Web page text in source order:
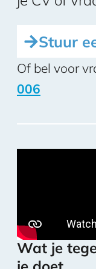
Stuur
Of bel voor
006
Wat je